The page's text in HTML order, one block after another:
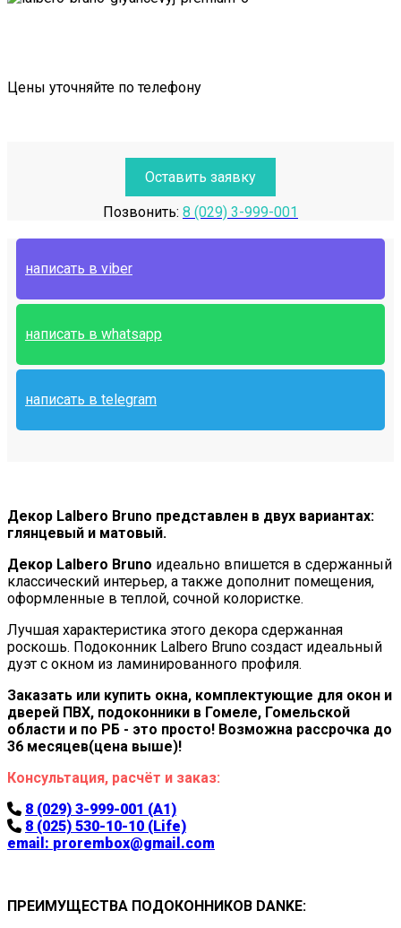
Цены уточняйте по телефону
Оставить заявку
Позвонить: 8 (029) 3-999-001
написать в viber
написать в whatsapp
написать в telegram
Декор Lalbero Bruno представлен в двух вариантах:
глянцевый и матовый.
Декор Lalbero Bruno идеально впишется в сдержанный
классический интерьер, а также дополнит помещения,
оформленные в теплой, сочной колористке.
Лучшая характеристика этого декора сдержанная
роскошь. Подоконник Lalbero Bruno создаст идеальный
дуэт с окном из ламинированного профиля.
Заказать или купить окна, комплектующие для окон и
дверей ПВХ, подоконники в Гомеле, Гомельской
области и по РБ - это просто! Возможна рассрочка до
36 месяцев(цена выше)!
Консультация, расчёт и заказ:
8 (029) 3-999-001 (A1)
8 (025) 530-10-10 (Life)
email: prorembox@gmail.com
ПРЕИМУЩЕСТВА ПОДОКОННИКОВ DANKE: